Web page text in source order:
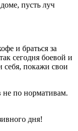
пусть луч
и браться за
сегодня боевой и
себя, покажи свои
не по нормативам.
дня!